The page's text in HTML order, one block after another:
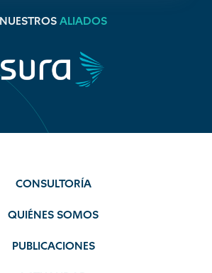
NUESTROS ALIADOS
CONSULTORÍA
QUIÉNES SOMOS
PUBLICACIONES